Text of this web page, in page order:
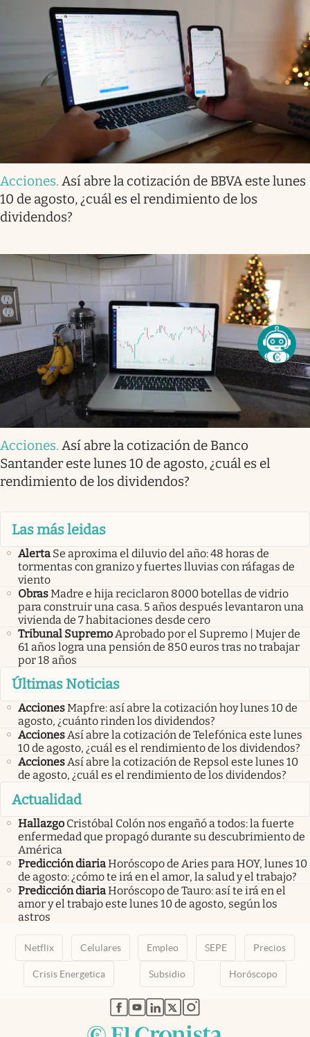
Acciones. Así abre la cotización de BBVA este lunes
10 de agosto, ¿cuál es el rendimiento de los
dividendos?
Acciones. Así abre la cotización de Banco
Santander este lunes 10 de agosto, ¿cuál es el
rendimiento de los dividendos?
Las más leidas
Alerta Se aproxima el diluvio del año: 48 horas de
tormentas con granizo y fuertes lluvias con ráfagas de
viento
ObrasMadre e hija reciclaron 8000 botellas de vidrio
para construir una casa. 5 años después levantaron una
vivienda de 7 habitaciones desde cero
Tribunal SupremoAprobado por el Supremo | Mujer de
61 años logra una pensión de 850 euros tras no trabajar
por 18 años
Últimas Noticias
AccionesMapfre: así abre la cotización hoy lunes 10 de
agosto, ¿cuánto rinden los dividendos?
AccionesAsí abre la cotización de Telefónica este lunes
10 de agosto, ¿cuál es el rendimiento de los dividendos?
AccionesAsí abre la cotización de Repsol este lunes 10
de agosto, ¿cuál es el rendimiento de los dividendos?
Actualidad
Hallazgo Cristóbal Colón nos engañó a todos: la fuerte
enfermedad que propagó durante su descubrimiento de
América
Predicción diariaHoróscopo de Aries para HOY, lunes 10
de agosto: ¿cómo te irá en el amor, la salud y el trabajo?
Predicción diariaHoróscopo de Tauro: así te irá en el
amor y el trabajo este lunes 10 de agosto, según los
astros
Netflix Celulares Empleo SEPE Precios
Crisis Energetica Subsidio Horóscopo
abre en nueva pestaña
abre en nueva pestaña
abre en nueva pestaña
abre en nueva pestaña
abre en nueva pestaña